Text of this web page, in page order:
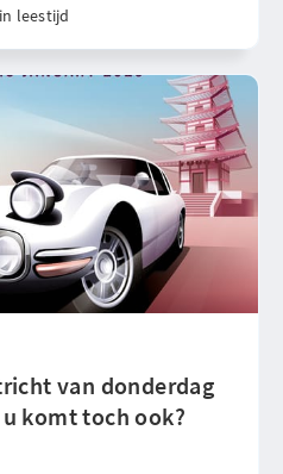
leestijd
van donderdag
komt toch ook?